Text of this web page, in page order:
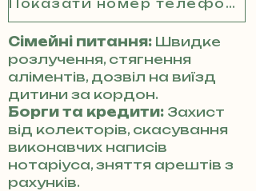
Показати номер телефону
Сімейні питання: Швидке
розлучення, стягнення
аліментів, дозвіл на виїзд
дитини за кордон.
Борги та кредити: Захист
від колекторів, скасування
виконавчих написів
нотаріуса, зняття арештів з
рахунків.